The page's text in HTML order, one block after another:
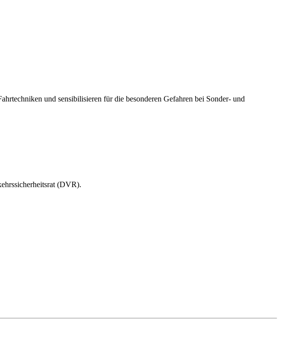
und sensibilisieren für die besonderen Gefahren bei Sonder- und
(DVR).